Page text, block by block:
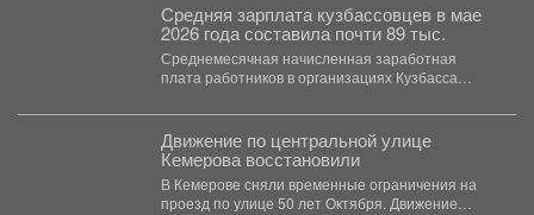
Средняя зарплата кузбассовцев в мае
2026 года составила почти 89 тыс.
Среднемесячная начисленная заработная
плата работников в организациях Кузбасса
года...
Движение по центральной улице
Кемерова восстановили
В Кемерове сняли временные ограничения на
проезд по улице 50 лет Октября. Движение